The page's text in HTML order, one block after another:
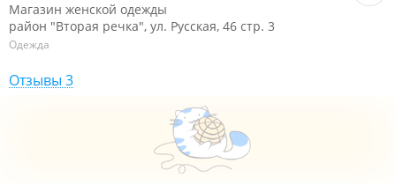
Магазин женской одежды
район "Вторая речка", ул. Русская, 46 стр. 3
Одежда
Отзывы 3